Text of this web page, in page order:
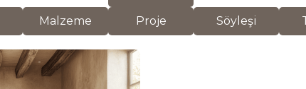
Malzeme Proje Söyleşi